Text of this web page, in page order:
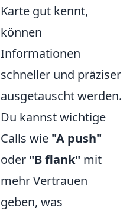
Karte gut kennt,
können
Informationen
schneller und präziser
ausgetauscht werden.
Du kannst wichtige
Calls wie "A push"
oder "B flank" mit
mehr Vertrauen
geben, was